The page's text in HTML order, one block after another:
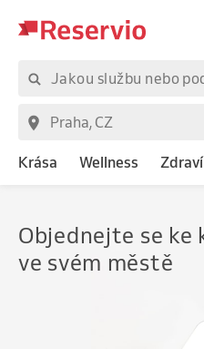
Krása Wellness Zdraví
Objednejte s
ve svém městě